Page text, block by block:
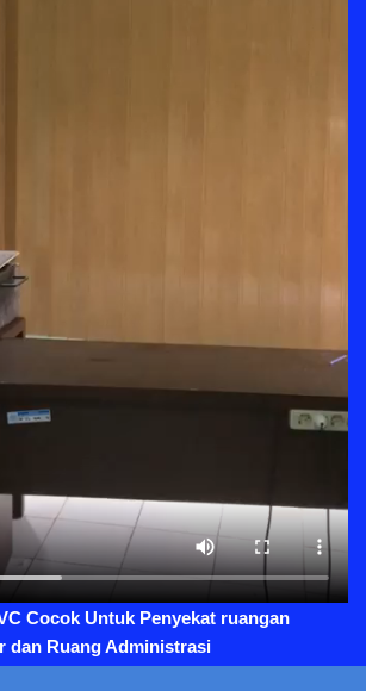
Cocok Untuk Penyekat ruangan
dan Ruang Administrasi